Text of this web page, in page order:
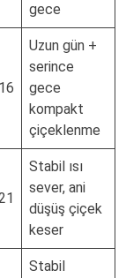
gece
Uzun gün +
serince
gece
kompakt
çiçeklenme
Stabil ısı
sever, ani
düşüş çiçek
keser
Stabil